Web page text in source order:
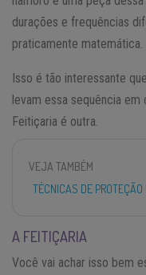
durações e frequências
praticamente matemática.
Isso é tão interessante
levam essa sequência em
Feitiçaria é outra.
VEJA TAMBÉM
TÉCNICAS DE PROTEÇÃO
A FEITIÇARIA
Você vai achar isso bem